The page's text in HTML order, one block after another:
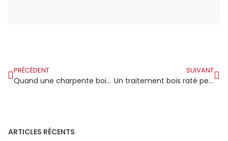
PRÉCÉDENT
Quand une charpente bois est trop abîmée pour être réparée
SUIVANT
Un traitement bois raté peut ruiner une charpente en quelques mois
ARTICLES RÉCENTS